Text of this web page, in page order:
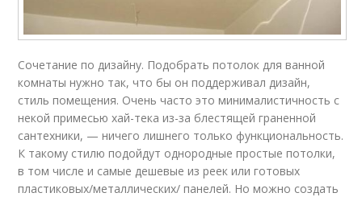
Сочетание по дизайну. Подобрать потолок для ванной
комнаты нужно так, что бы он поддерживал дизайн,
стиль помещения. Очень часто это минималистичность с
некой примесью хай-тека из-за блестящей граненной
сантехники, — ничего лишнего только функциональность.
К такому стилю подойдут однородные простые потолки,
в том числе и самые дешевые из реек или готовых
пластиковых/металлических/ панелей. Но можно создать